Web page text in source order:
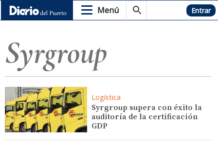
Menú Hemeroteca Entrar
Syrgroup
Logística
Syrgroup supera con éxito la
auditoría de la certificación
GDP